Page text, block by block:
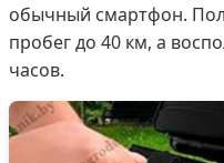
обычный смартфон.
пробег до 40 км, а
часов.